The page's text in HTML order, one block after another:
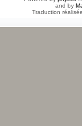
and by
Traduction